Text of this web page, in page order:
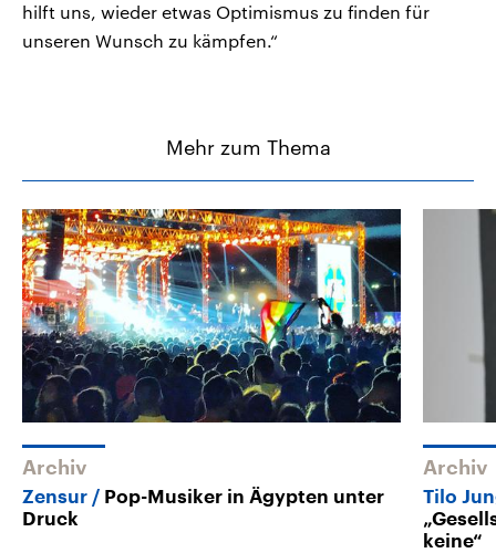
hilft uns, wieder etwas Optimismus zu finden für
unseren Wunsch zu kämpfen.“
Mehr zum Thema
Archiv
Zensur
Pop-Musiker in Ägypten unter
Druck
Archiv
Tilo
keine“